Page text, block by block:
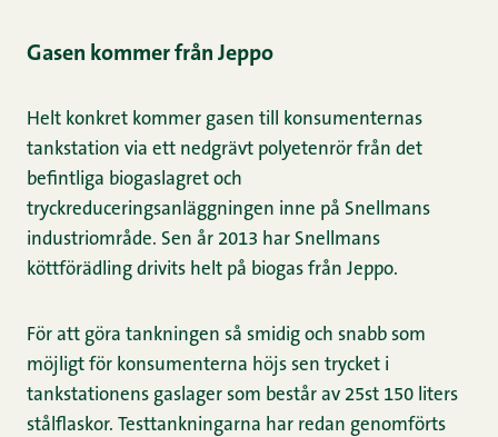
Gasen kommer från Jeppo
Helt konkret kommer gasen till konsumenternas
tankstation via ett nedgrävt polyetenrör från det
befintliga biogaslagret och
tryckreduceringsanläggningen inne på Snellmans
industriområde. Sen år 2013 har Snellmans
köttförädling drivits helt på biogas från Jeppo.
För att göra tankningen så smidig och snabb som
möjligt för konsumenterna höjs sen trycket i
tankstationens gaslager som består av 25st 150 liters
stålflaskor. Testtankningarna har redan genomförts